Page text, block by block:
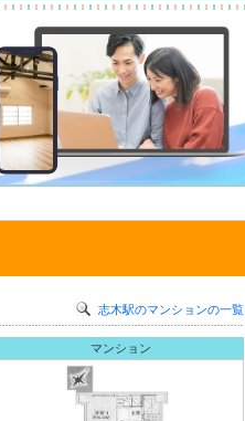
志木駅のマンションの一覧
マンション